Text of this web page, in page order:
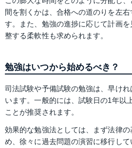
間を割くかは、合格への道のりを左
す。また、勉強の進捗に応じて計画
整する柔軟性も求められます。
勉強はいつから始めるべき？
司法試験や予備試験の勉強は、早け
います。一般的には、試験日の1年以
ことが推奨されます。
効果的な勉強法としては、まず法律
め、徐々に過去問題の演習に移行し